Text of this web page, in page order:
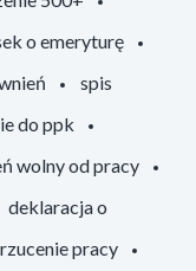
o emeryturę
spis
do ppk
wolny od pracy
deklaracja o
pracy